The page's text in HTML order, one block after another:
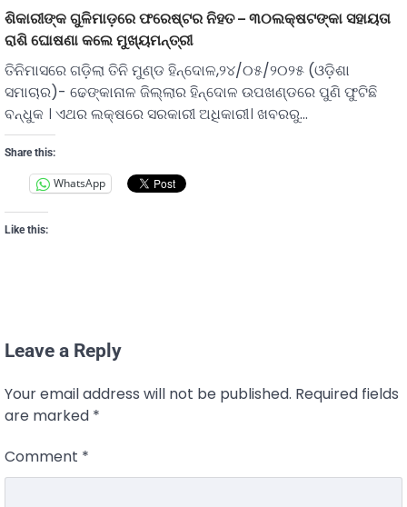
ଶିକାରୀଙ୍କ ଗୁଳିମାଡ଼ରେ ଫରେଷ୍ଟର ନିହତ – ୩୦ଲକ୍ଷଟଙ୍କା ସହାୟତା
ରାଶି ଘୋଷଣା କଲେ ମୁଖ୍ୟମନ୍ତ୍ରୀ
ତିନିମାସରେ ଗଡ଼ିଲା ତିନି ମୁଣ୍ଡ ହିନ୍ଦୋଳ,୨୪/୦୫/୨୦୨୫ (ଓଡ଼ିଶା
ସମାଚାର)- ଢେଙ୍କାନାଳ ଜିଲ୍ଲାର ହିନ୍ଦୋଳ ଉପଖଣ୍ଡରେ ପୁଣି ଫୁଟିଛି
ବନ୍ଧୁକ । ଏଥର ଲକ୍ଷରେ ସରକାରୀ ଅଧିକାରୀ। ଖବରରୁ…
Share this:
WhatsApp
Like this:
Leave a Reply
Your email address will not be published. Required fields
are marked *
Comment *